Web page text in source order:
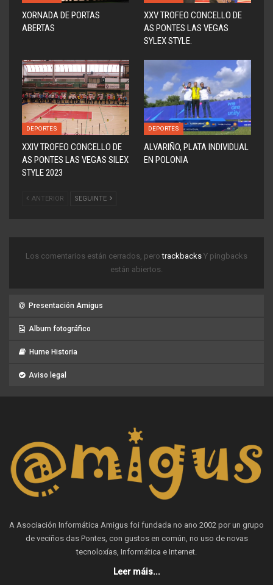
XORNADA DE PORTAS
ABERTAS
XXV TROFEO CONCELLO DE
AS PONTES LAS VEGAS
SYLEX STYLE.
DEPORTES
XXIV TROFEO CONCELLO DE
AS PONTES LAS VEGAS SILEX
STYLE 2023
DEPORTES
ALVARIÑO, PLATA INDIVIDUAL
EN POLONIA
ANTERIOR SEGUINTE
Los comentarios están cerrados, perotrackbacks Y pingbacks
están abiertos.
Presentación Amigus
Album fotográfico
Hume Historia
Aviso legal
A Asociación Informática Amigus foi fundada no ano 2002 por un grupo
de veciños das Pontes, con gustos en común, no uso de novas
tecnoloxías, Informática e Internet.
Leer máis...